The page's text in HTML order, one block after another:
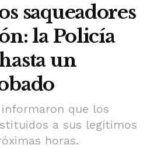
saqueadores
la Policía
un
que los
a sus legítimos
horas.